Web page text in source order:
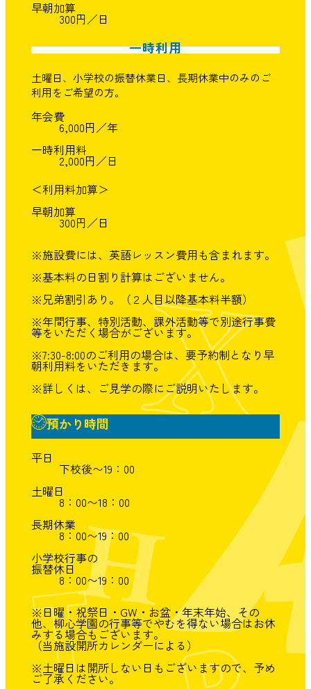
早朝加算
300円／日
一時利用
土曜日、小学校の振替休業日、長期休業中のみのご
利用をご希望の方。
年会費
6,000円／年
一時利用料
2,000円／日
＜利用料加算＞
早朝加算
300円／日
※施設費には、英語レッスン費用も含まれます。
※基本料の日割り計算はございません。
※兄弟割引あり。（２人目以降基本料半額）
※年間行事、特別活動、課外活動等で別途行事費
等をいただく場合がございます。
※7:30-8:00のご利用の場合は、要予約制となり早
朝利用料をいただきます。
※詳しくは、ご見学の際にご説明いたします。
預かり時間
平日
下校後〜19：00
土曜日
8：00〜18：00
長期休業
8：00〜19：00
小学校行事の
振替休日
8：00〜19：00
※日曜・祝祭日・GW・お盆・年末年始、その
他、柳心学園の行事等でやむを得ない場合はお休
みする場合もございます。
（当施設開所カレンダーによる）
※土曜日は開所しない日もございますので、予め
ご了承ください。